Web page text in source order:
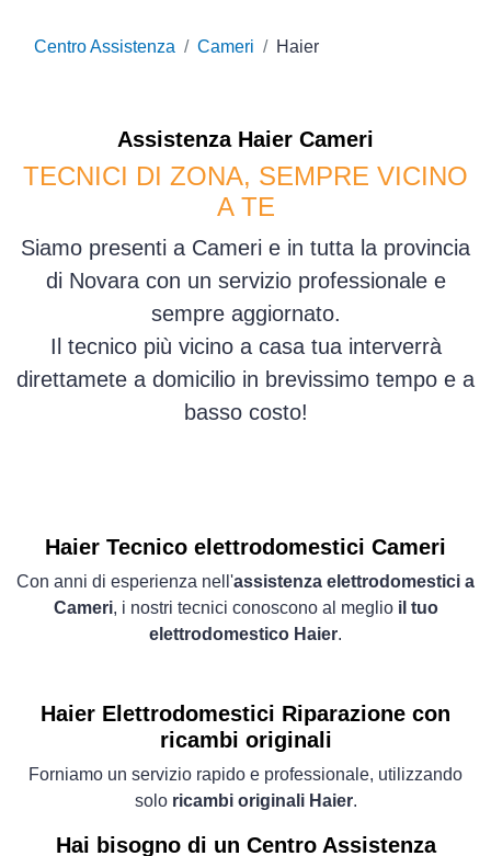
Centro Assistenza Cameri Haier
Assistenza Haier Cameri
TECNICI DI ZONA, SEMPRE VICINO
A TE
Siamo presenti a Cameri e in tutta la provincia
di Novara con un servizio professionale e
sempre aggiornato.
Il tecnico più vicino a casa tua interverrà
direttamete a domicilio in brevissimo tempo e a
basso costo!
Haier Tecnico elettrodomestici Cameri
Con anni di esperienza nell'assistenza elettrodomestici a
Cameri, i nostri tecnici conoscono al meglio il tuo
elettrodomestico Haier.
Haier Elettrodomestici Riparazione con
ricambi originali
Forniamo un servizio rapido e professionale, utilizzando
solo ricambi originali Haier.
Hai bisogno di un Centro Assistenza